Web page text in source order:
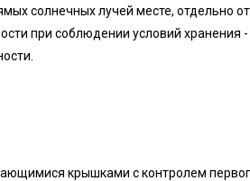
солнечных лучей месте, отдельно от
при соблюдении условий хранения -
крышками с контролем